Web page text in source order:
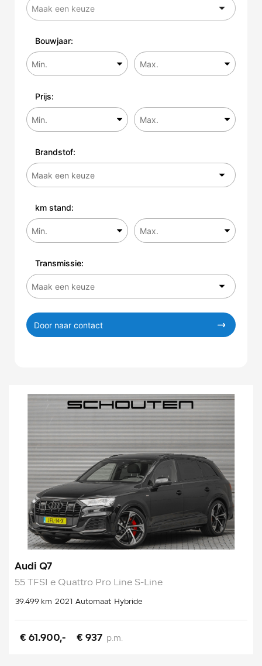
Bouwjaar:
Prijs:
Brandstof:
km stand:
Transmissie:
Door naar contact
Audi Q7
55 TFSI e Quattro Pro Line S-Line
39.499 km 2021 Automaat Hybride
€ 61.900,- € 937 p.m.